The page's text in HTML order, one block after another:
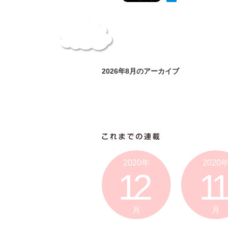
2026年8月のアーカイブ
2020年
12
月
2020
11
月